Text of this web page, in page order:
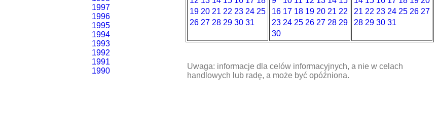
1997
1996
1995
1994
1993
1992
1991
1990
19 20 21 22 23 24 25
26 27 28 29 30 31
16 17 18 19 20 21 22
23 24 25 26 27 28 29
30
21 22 23 24 25 26 27
28 29 30 31
Uwaga: informacje dla celów informacyjnych, a nie w celach
handlowych lub radę, a może być opóźniona.